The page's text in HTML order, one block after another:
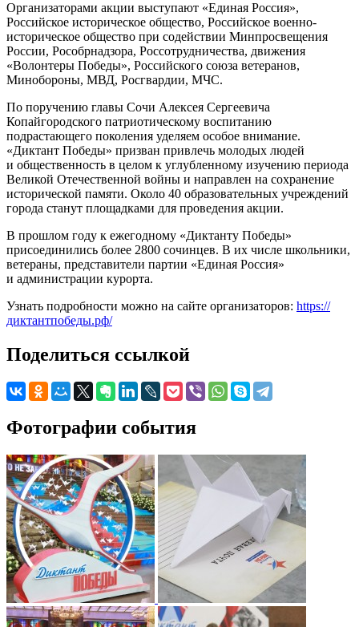
Организаторами акции выступают «Единая Россия»,
Российское историческое общество, Российское военно-
историческое общество при содействии Минпросвещения
России, Рособрнадзора, Россотрудничества, движения
«Волонтеры Победы», Российского союза ветеранов,
Минобороны, МВД, Росгвардии, МЧС.
По поручению главы Сочи Алексея Сергеевича
Копайгородского патриотическому воспитанию
подрастающего поколения уделяем особое внимание.
«Диктант Победы» призван привлечь молодых людей
и общественность в целом к углубленному изучению периода
Великой Отечественной войны и направлен на сохранение
исторической памяти. Около 40 образовательных учреждений
города станут площадками для проведения акции.
В прошлом году к ежегодному «Диктанту Победы»
присоединились более 2800 сочинцев. В их числе школьники,
ветераны, представители партии «Единая Россия»
и администрации курорта.
Узнать подробности можно на сайте организаторов: https://
диктантпобеды.рф/
Поделиться ссылкой
Фотографии события